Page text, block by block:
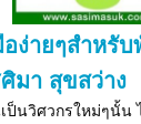
อง่ายๆสำหรั
มา สุขสว่าง
ป็นวิศวกรใหม่ๆนั้น